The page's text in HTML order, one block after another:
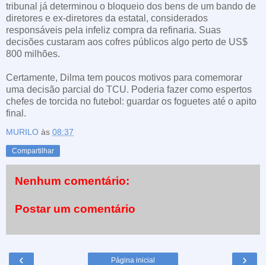
tribunal já determinou o bloqueio dos bens de um bando de
diretores e ex-diretores da estatal, considerados
responsáveis pela infeliz compra da refinaria. Suas
decisões custaram aos cofres públicos algo perto de US$
800 milhões.
Certamente, Dilma tem poucos motivos para comemorar
uma decisão parcial do TCU. Poderia fazer como espertos
chefes de torcida no futebol: guardar os foguetes até o apito
final.
MURILO às 08:37
Compartilhar
Nenhum comentário:
Postar um comentário
‹ ›
Página inicial